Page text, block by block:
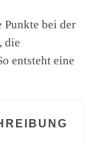
Punkte bei der
, die
entsteht eine